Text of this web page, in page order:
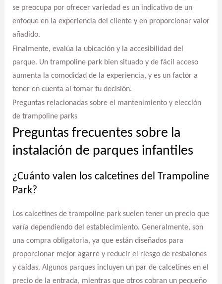
se preocupa por ofrecer variedad es un indicativo de un
enfoque en la experiencia del cliente y en proporcionar valor
añadido.
Finalmente, evalúa la ubicación y la accesibilidad del
parque. Un trampoline park bien situado y de fácil acceso
aumenta la comodidad de la experiencia, y es un factor a
tener en cuenta al tomar tu decisión.
Preguntas relacionadas sobre el mantenimiento y elección
de trampoline parks
Preguntas frecuentes sobre la
instalación de parques infantiles
¿Cuánto valen los calcetines del Trampoline
Park?
Los calcetines de trampoline park suelen tener un precio que
varía dependiendo del establecimiento. Generalmente, son
una compra obligatoria, ya que están diseñados para
proporcionar mejor agarre y reducir el riesgo de resbalones
y caídas. Algunos parques incluyen un par de calcetines en el
precio de la entrada, mientras que otros cobran un pequeño